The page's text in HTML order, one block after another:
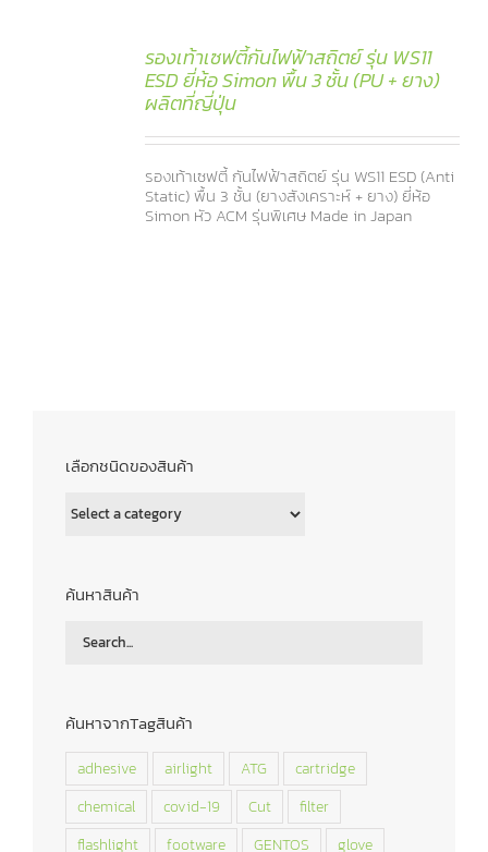
รองเท้าเซฟตี้กันไฟฟ้าสถิตย์ รุ่น WS11
ESD ยี่ห้อ Simon พื้น 3 ชั้น (PU + ยาง)
ผลิตที่ญี่ปุ่น
รองเท้าเซฟตี้ กันไฟฟ้าสถิตย์ รุ่น WS11 ESD (Anti
Static) พื้น 3 ชั้น (ยางสังเคราะห์ + ยาง) ยี่ห้อ
Simon หัว ACM รุ่นพิเศษ Made in Japan
เลือกชนิดของสินค้า
ค้นหาสินค้า
ค้นหาจากTagสินค้า
adhesive airlight ATG
cartridge
chemical
covid-19 Cut
filter
flashlight
footware GENTOS
glove